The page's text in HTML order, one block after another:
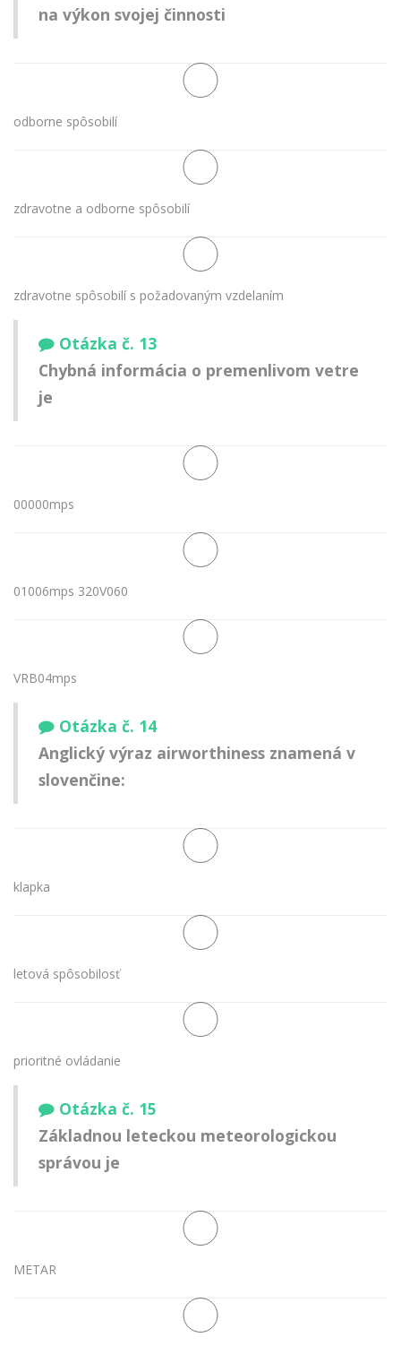
na výkon svojej činnosti
odborne spôsobilí
zdravotne a odborne spôsobilí
zdravotne spôsobilí s požadovaným vzdelaním
Otázka č. 13
Chybná informácia o premenlivom vetre
je
00000mps
01006mps 320V060
VRB04mps
Otázka č. 14
Anglický výraz airworthiness znamená v
slovenčine:
klapka
letová spôsobilosť
prioritné ovládanie
Otázka č. 15
Základnou leteckou meteorologickou
správou je
METAR